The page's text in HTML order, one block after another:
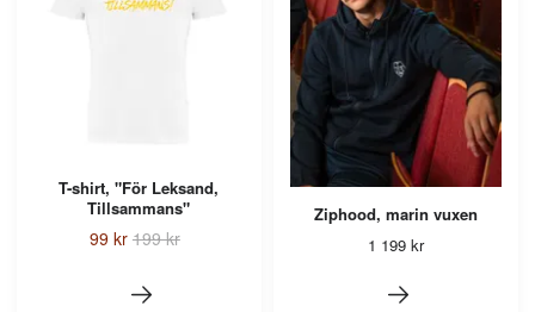
T-shirt, "För Leksand,
Tillsammans"
99 kr 199 kr
Ziphood, marin vuxen
1 199 kr